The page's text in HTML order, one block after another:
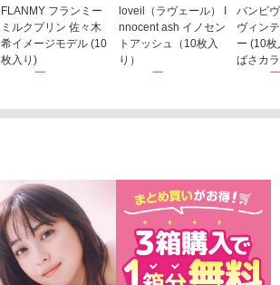
FLANMY フランミー
ミルクプリン 佐々木
希イメージモデル (10
枚入り)
1,815円
loveil（ラヴェール） I
nnocent ash イノセン
トアッシュ（10枚入
り）
1,760円
バンビ
ヴィン
ー (10
ばさカ
1,848